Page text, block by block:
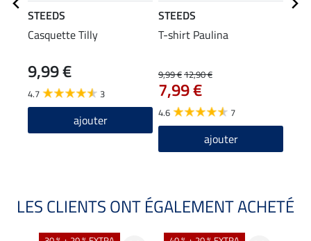
STEEDS
Casquette Tilly
9,99 €
4.7 3
ajouter
STEEDS
T-shirt Paulina
9,99 €12,90 €
7,99 €
4.6 7
ajouter
LES CLIENTS ONT ÉGALEMENT ACHETÉ